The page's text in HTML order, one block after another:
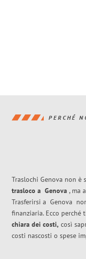
PERCHÉ
Traslochi Genova non è
trasloco a Genova , ma
Trasferirsi a Genova
finanziaria. Ecco perché
chiara dei costi, così
costi nascosti o spese